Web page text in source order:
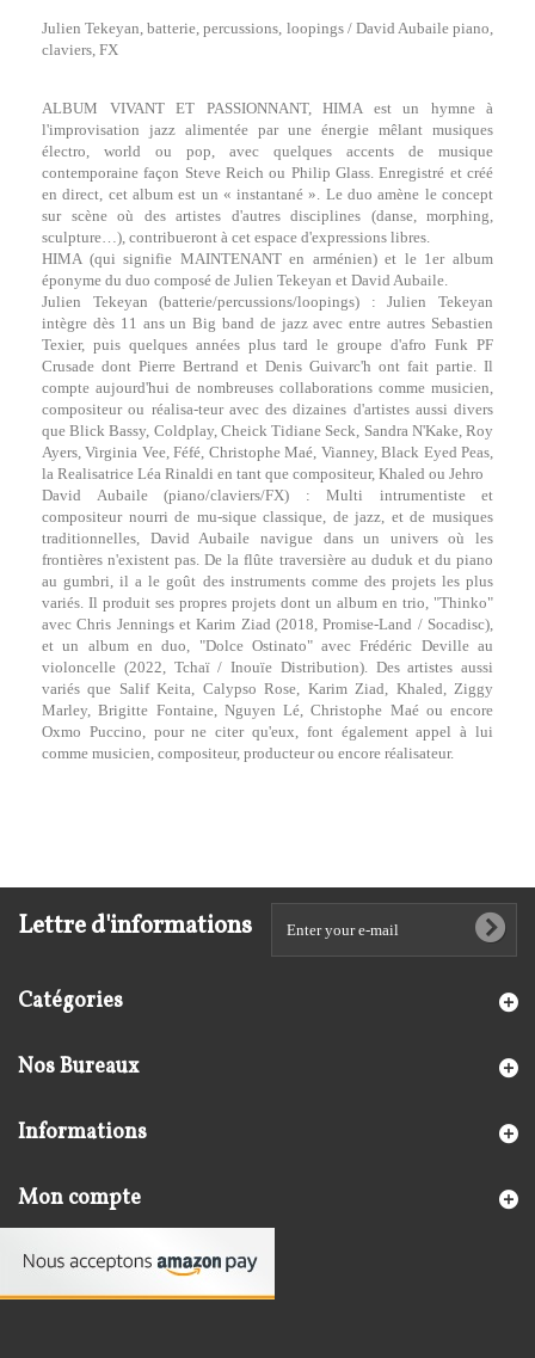
Julien Tekeyan, batterie, percussions, loopings / David Aubaile piano,
claviers, FX
ALBUM VIVANT ET PASSIONNANT, HIMA est un hymne à
l'improvisation jazz alimentée par une énergie mêlant musiques
électro, world ou pop, avec quelques accents de musique
contemporaine façon Steve Reich ou Philip Glass. Enregistré et créé
en direct, cet album est un « instantané ». Le duo amène le concept
sur scène où des artistes d'autres disciplines (danse, morphing,
sculpture…), contribueront à cet espace d'expressions libres.
HIMA (qui signifie MAINTENANT en arménien) et le 1er album
éponyme du duo composé de Julien Tekeyan et David Aubaile.
Julien Tekeyan (batterie/percussions/loopings) : Julien Tekeyan
intègre dès 11 ans un Big band de jazz avec entre autres Sebastien
Texier, puis quelques années plus tard le groupe d'afro Funk PF
Crusade dont Pierre Bertrand et Denis Guivarc'h ont fait partie. Il
compte aujourd'hui de nombreuses collaborations comme musicien,
compositeur ou réalisa-teur avec des dizaines d'artistes aussi divers
que Blick Bassy, Coldplay, Cheick Tidiane Seck, Sandra N'Kake, Roy
Ayers, Virginia Vee, Féfé, Christophe Maé, Vianney, Black Eyed Peas,
la Realisatrice Léa Rinaldi en tant que compositeur, Khaled ou Jehro
David Aubaile (piano/claviers/FX) : Multi intrumentiste et
compositeur nourri de mu-sique classique, de jazz, et de musiques
traditionnelles, David Aubaile navigue dans un univers où les
frontières n'existent pas. De la flûte traversière au duduk et du piano
au gumbri, il a le goût des instruments comme des projets les plus
variés. Il produit ses propres projets dont un album en trio, "Thinko"
avec Chris Jennings et Karim Ziad (2018, Promise-Land / Socadisc),
et un album en duo, "Dolce Ostinato" avec Frédéric Deville au
violoncelle (2022, Tchaï / Inouïe Distribution). Des artistes aussi
variés que Salif Keita, Calypso Rose, Karim Ziad, Khaled, Ziggy
Marley, Brigitte Fontaine, Nguyen Lé, Christophe Maé ou encore
Oxmo Puccino, pour ne citer qu'eux, font également appel à lui
comme musicien, compositeur, producteur ou encore réalisateur.
Lettre d'informations
Catégories
Nos Bureaux
Informations
Mon compte